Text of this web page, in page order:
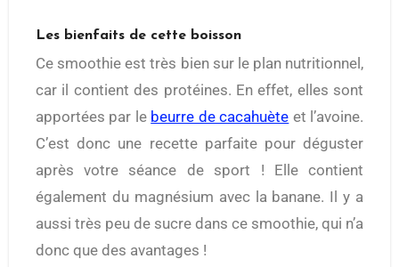
Les bienfaits de cette boisson
Ce smoothie est très bien sur le plan nutritionnel,
car il contient des protéines. En effet, elles sont
apportées par le beurre de cacahuète et l’avoine.
C’est donc une recette parfaite pour déguster
après votre séance de sport ! Elle contient
également du magnésium avec la banane. Il y a
aussi très peu de sucre dans ce smoothie, qui n’a
donc que des avantages !